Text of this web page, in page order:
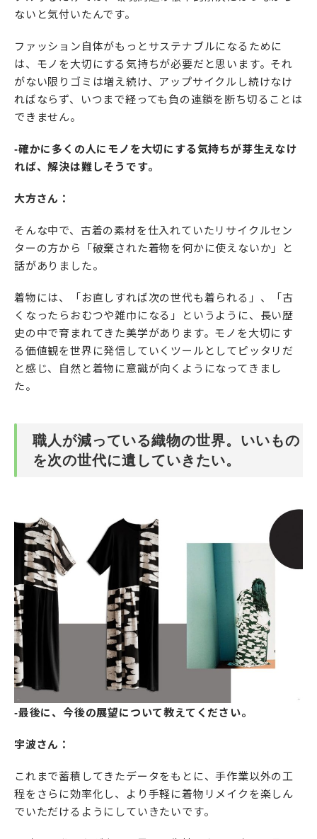
ないと気付いたんです。
ファッション自体がもっとサステナブルになるために
は、モノを大切にする気持ちが必要だと思います。それ
がない限りゴミは増え続け、アップサイクルし続けなけ
ればならず、いつまで経っても負の連鎖を断ち切ることは
できません。
-確かに多くの人にモノを大切にする気持ちが芽生えなけ
れば、解決は難しそうです。
大方さん：
そんな中で、古着の素材を仕入れていたリサイクルセン
ターの方から「破棄された着物を何かに使えないか」と
話がありました。
着物には、「お直しすれば次の世代も着られる」、「古
くなったらおむつや雑巾になる」というように、長い歴
史の中で育まれてきた美学があります。モノを大切にす
る価値観を世界に発信していくツールとしてピッタリだ
と感じ、自然と着物に意識が向くようになってきまし
た。
職人が減っている織物の世界。いいもの
を次の世代に遺していきたい。
-最後に、今後の展望について教えてください。
宇波さん：
これまで蓄積してきたデータをもとに、手作業以外の工
程をさらに効率化し、より手軽に着物リメイクを楽しん
でいただけるようにしていきたいです。